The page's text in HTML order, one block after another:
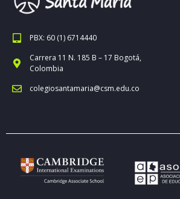
PBX: 60 (1) 6714440
Carrera 11 N. 185 B – 17 Bogotá,
Colombia
colegiosantamaria@csm.edu.co